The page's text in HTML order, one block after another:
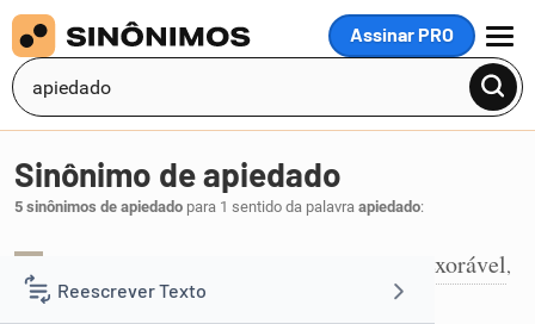
Assinar PRO
MENU
Reescrever Texto
Sinônimo de apiedado
5 sinônimos de apiedado para 1 sentido da palavra apiedado:
exorável,
sentimental